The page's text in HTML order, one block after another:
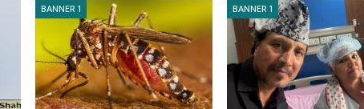
BANNER 1 BANNER 1